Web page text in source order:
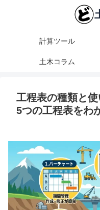
計算ツール
土木コラム
工程表の種類と
5つの工程表をわ